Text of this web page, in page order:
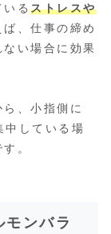
いるストレスや
、仕事の締め
い場合に効果
、小指側に
している場
。
モンバラ